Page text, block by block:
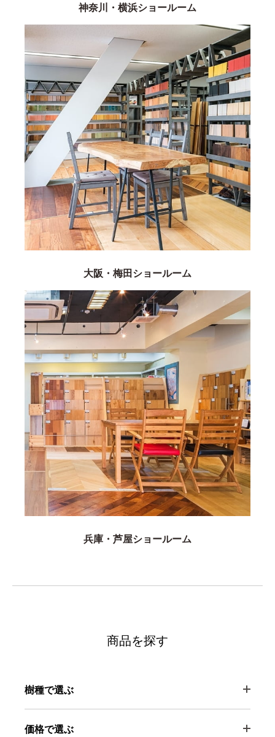
神奈川・横浜ショールーム
大阪・梅田ショールーム
兵庫・芦屋ショールーム
商品を探す
樹種で選ぶ
価格で選ぶ